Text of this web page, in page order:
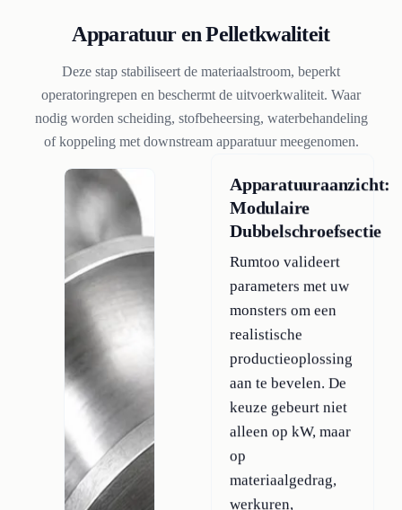
Apparatuur en Pelletkwaliteit
Deze stap stabiliseert de materiaalstroom, beperkt
operatoringrepen en beschermt de uitvoerkwaliteit. Waar
nodig worden scheiding, stofbeheersing, waterbehandeling
of koppeling met downstream apparatuur meegenomen.
Apparatuuraanzicht:
Modulaire
Dubbelschroefsectie
Rumtoo valideert
parameters met uw
monsters om een
realistische
productieoplossing
aan te bevelen. De
keuze gebeurt niet
alleen op kW, maar
op
materiaalgedrag,
werkuren,